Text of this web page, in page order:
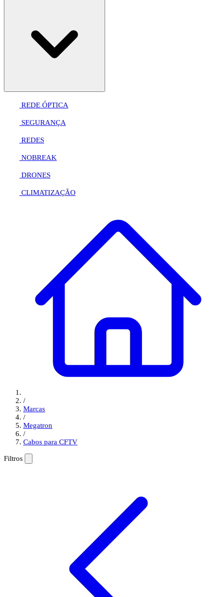
REDE ÓPTICA
SEGURANÇA
REDES
NOBREAK
DRONES
CLIMATIZAÇÃO
/
Marcas
/
Megatron
/
Cabos para CFTV
Filtros